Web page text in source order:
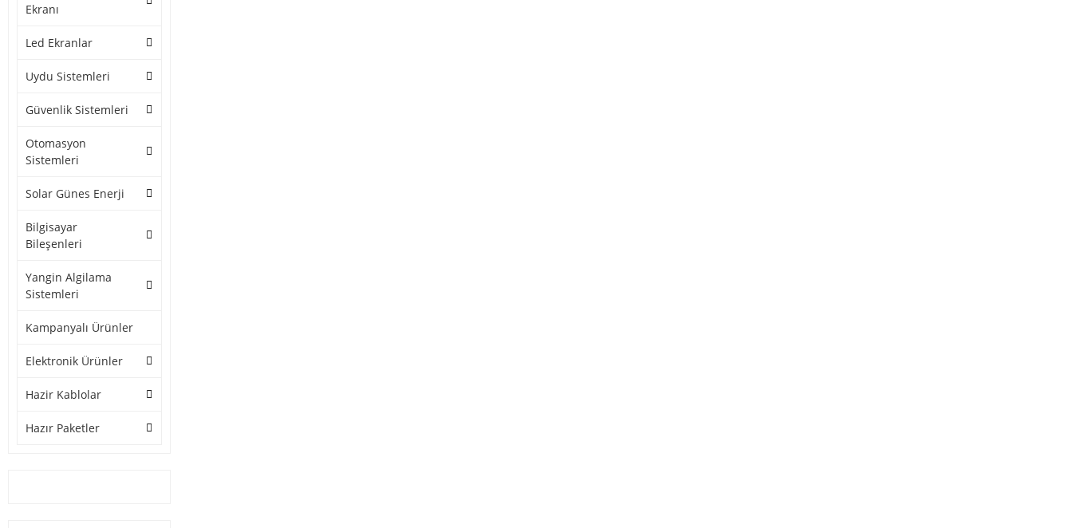
Ekranı
Led Ekranlar
Uydu Sistemleri
Güvenlik Sistemleri
Otomasyon
Sistemleri
Solar Günes Enerji
Bilgisayar
Bileşenleri
Yangin Algilama
Sistemleri
Kampanyalı Ürünler
Elektronik Ürünler
Hazir Kablolar
Hazır Paketler